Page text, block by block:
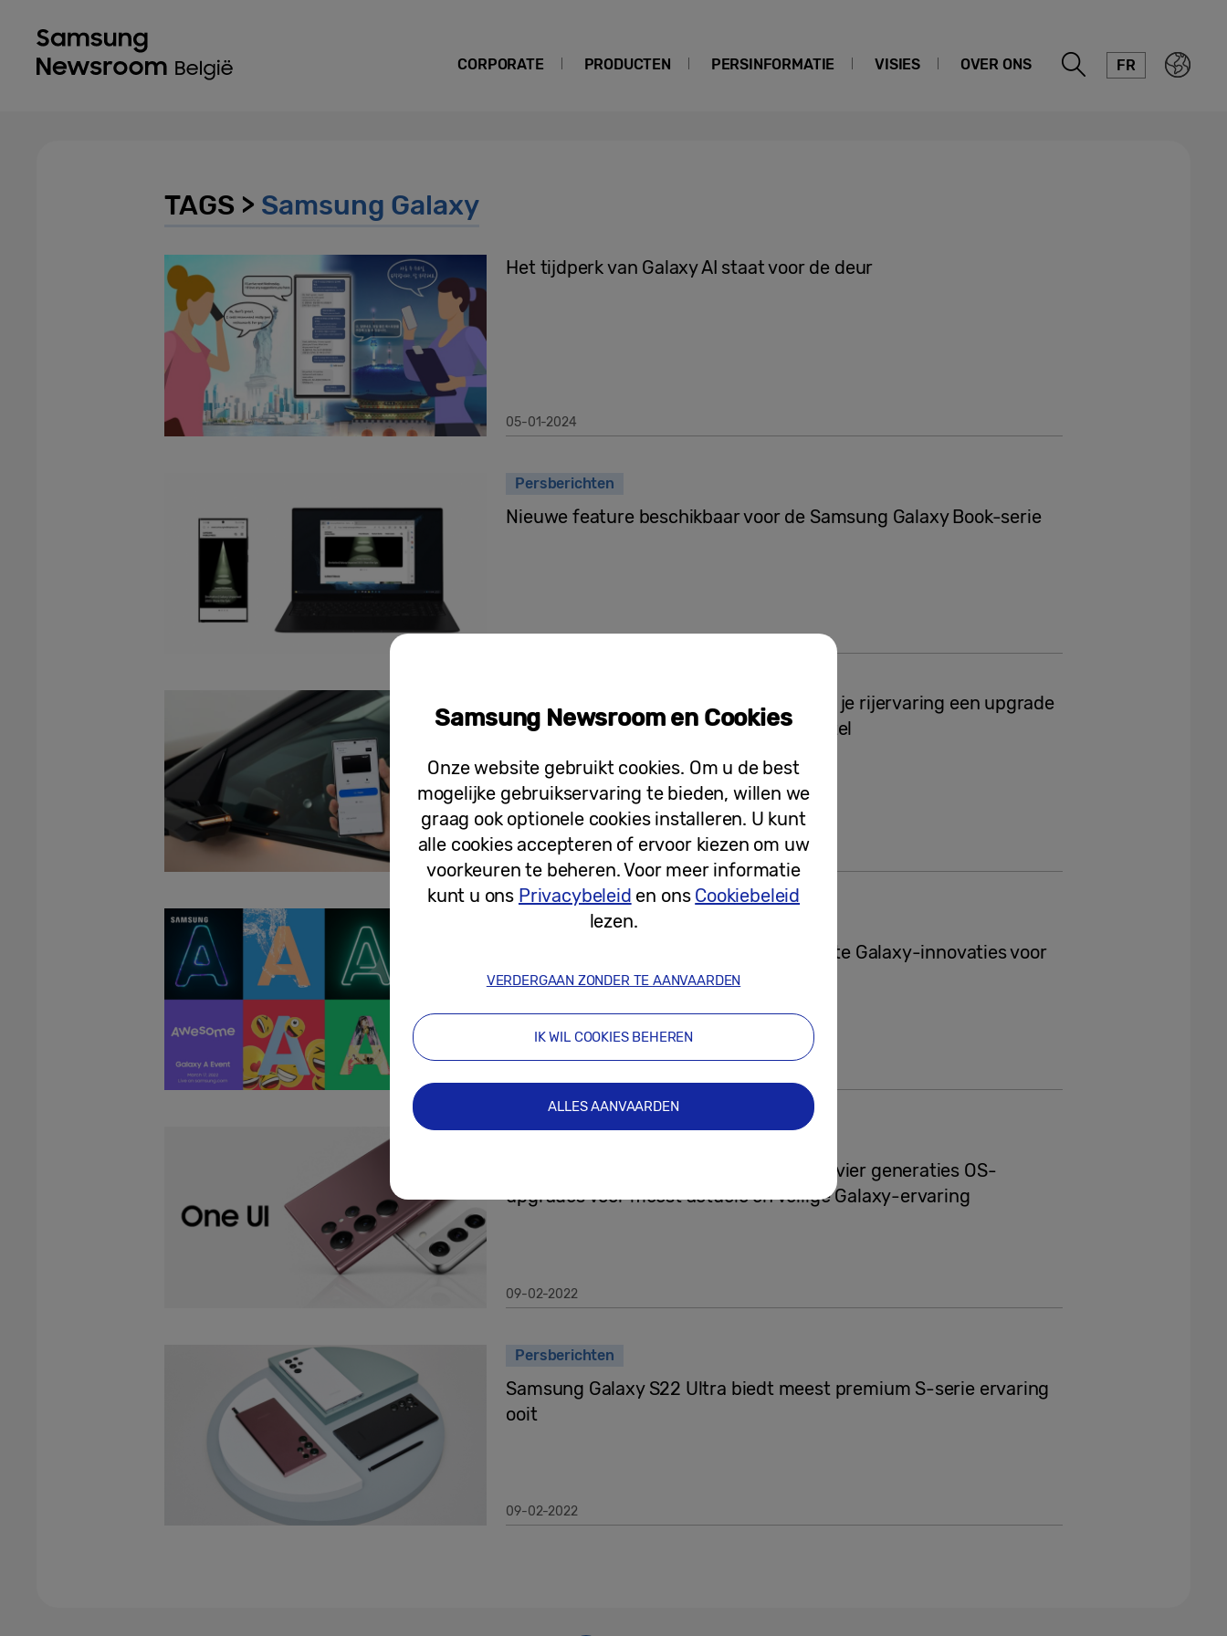
CORPORATE PRODUCTEN PERSINFORMATIE VISIES OVER ONS FR
TAGS > Samsung Galaxy
Het tijdperk van Galaxy AI staat voor de deur
05-01-2024
Persberichten
Nieuwe feature beschikbaar voor de Samsung Galaxy Book-serie
Samsung Galaxy en GV60 Genesis: geef je rijervaring een upgrade
met de UWB-aangedreven digitale sleutel
19-05-2022
Persberichten
[Uitnodiging] Galaxy A Event: de nieuwste Galaxy-innovaties voor
iedereen
Samsung zet de nieuwe standaard met vier generaties OS-
upgrades voor meest actuele en veilige Galaxy-ervaring
09-02-2022
Persberichten
Samsung Galaxy S22 Ultra biedt meest premium S-serie ervaring
ooit
09-02-2022
Samsung Newsroom en Cookies
Onze website gebruikt cookies. Om u de best
mogelijke gebruikservaring te bieden, willen we
graag ook optionele cookies installeren. U kunt
alle cookies accepteren of ervoor kiezen om uw
voorkeuren te beheren. Voor meer informatie
kunt u ons Privacybeleid en ons Cookiebeleid
lezen.
VERDERGAAN ZONDER TE AANVAARDEN
IK WIL COOKIES BEHEREN
ALLES AANVAARDEN